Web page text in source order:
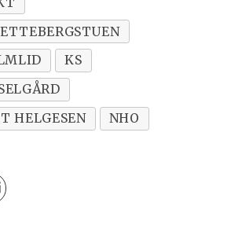
KS
HELGESEN
NHO